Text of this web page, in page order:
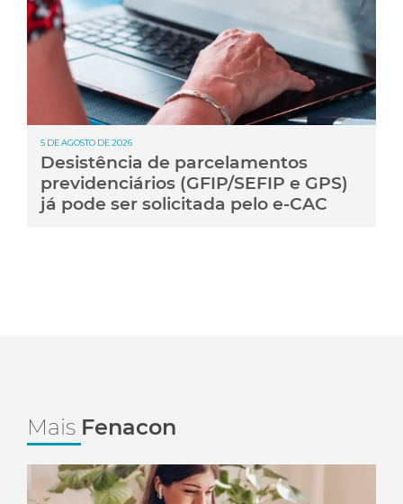
5 DE AGOSTO DE 2026
Desistência de parcelamentos
previdenciários (GFIP/SEFIP e GPS)
já pode ser solicitada pelo e-CAC
Mais Fenacon